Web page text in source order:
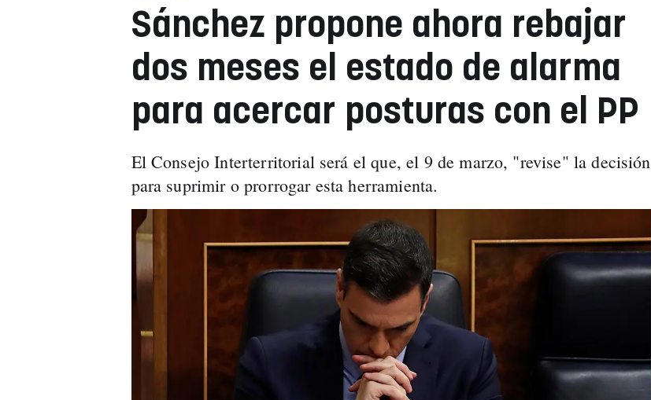
Sánchez propone ahora rebajar
dos meses el estado de alarma
para acercar posturas con el PP
El Consejo Interterritorial será el que, el 9 de marzo, "revise" la decisión
para suprimir o prorrogar esta herramienta.